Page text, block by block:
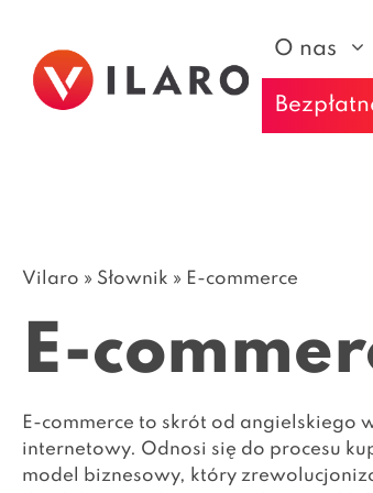
treści
O nas
SEO
Reklama
Reklama
Vilaro » Słownik » E-commerce
E-
E-commerce to skrót od angielskiego
internetowy. Odnosi się do procesu
model biznesowy, który